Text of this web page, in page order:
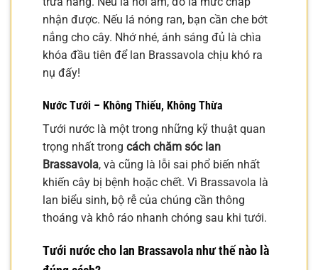
nhận được. Nếu lá nóng ran, bạn cần che bớt
nắng cho cây. Nhớ nhé, ánh sáng đủ là chìa
khóa đầu tiên để lan Brassavola chịu khó ra
nụ đấy!
Nước Tưới – Không Thiếu, Không Thừa
Tưới nước là một trong những kỹ thuật quan
trọng nhất trong cách chăm sóc lan
Brassavola, và cũng là lỗi sai phổ biến nhất
khiến cây bị bệnh hoặc chết. Vì Brassavola là
lan biểu sinh, bộ rễ của chúng cần thông
thoáng và khô ráo nhanh chóng sau khi tưới.
Tưới nước cho lan Brassavola như thế nào là